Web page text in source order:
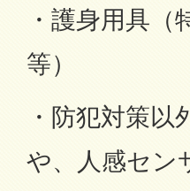
・護身用具
等）
・防犯対策
や、人感セン